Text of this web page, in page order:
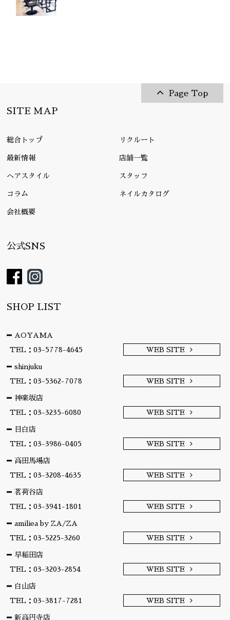
Page Top
SITE MAP
総合トップ リクルート
最新情報 店舗一覧
ヘアスタイル スタッフ
コラム ネイルカタログ
会社概要
公式SNS
SHOP LIST
AOYAMA
TEL：03-5778-4645
WEB SITE
shinjuku
TEL：03-5362-7078
WEB SITE
神楽坂店
TEL：03-3235-6080
WEB SITE
目白店
TEL：03-3986-0405
WEB SITE
高田馬場店
TEL：03-3208-4635
WEB SITE
茗荷谷店
TEL：03-3941-1801
WEB SITE
amiliea by ZA/ZA
TEL：03-5225-3260
WEB SITE
早稲田店
TEL：03-3203-2854
WEB SITE
白山店
TEL：03-3817-7281
WEB SITE
新高円寺店